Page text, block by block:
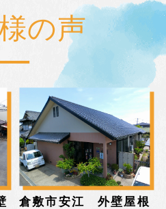
の声
倉敷市安江 外壁屋根